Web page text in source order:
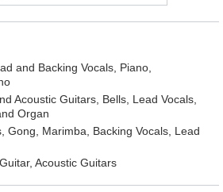
and Backing Vocals, Piano,
Acoustic Guitars, Bells, Lead Vocals,
Organ
Gong, Marimba, Backing Vocals, Lead
Acoustic Guitars